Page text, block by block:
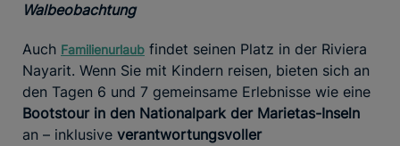
Walbeobachtung
Auch Familienurlaub findet seinen Platz in der Riviera
Nayarit. Wenn Sie mit Kindern reisen, bieten sich an
den Tagen 6 und 7 gemeinsame Erlebnisse wie eine
Bootstour in den Nationalpark der Marietas-Inseln
an – inklusive verantwortungsvoller